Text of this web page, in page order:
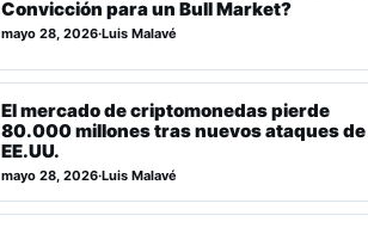
Convicción para un Bull Market?
mayo 28, 2026·Luis Malavé
El mercado de criptomonedas pierde
80.000 millones tras nuevos ataques de
EE.UU.
mayo 28, 2026·Luis Malavé